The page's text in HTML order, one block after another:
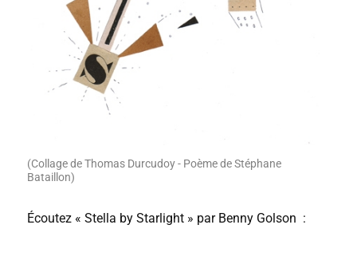
(Collage de Thomas Durcudoy - Poème de Stéphane
Bataillon)
Écoutez « Stella by Starlight » par Benny Golson :